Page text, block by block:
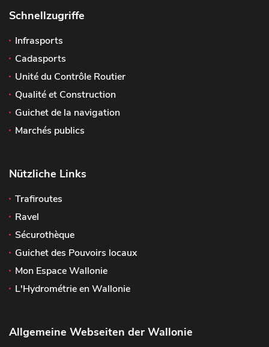
Schnellzugriffe
Infrasports
Cadasports
Unité du Contrôle Routier
Qualité et Construction
Guichet de la navigation
Marchés publics
Nützliche Links
Trafiroutes
Ravel
Sécurothèque
Guichet des Pouvoirs locaux
Mon Espace Wallonie
L'Hydrométrie en Wallonie
Allgemeine Webseiten der Wallonie